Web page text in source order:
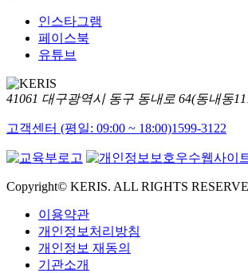
인스타그램
페이스북
유튜브
41061 대구광역시 동구 동내로 64(동내동
고객센터 (평일: 09:00 ~ 18:00)1599-3122
Copyright© KERIS. ALL RIGHTS
이용약관
개인정보처리방침
개인정보 재동의
기관소개